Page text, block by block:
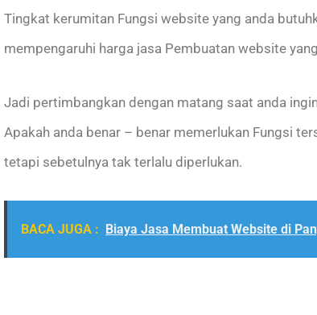
Tingkat kerumitan Fungsi website yang anda
mempengaruhi harga jasa Pembuatan website
Jadi pertimbangkan dengan matang saat anda
Apakah anda benar – benar memerlukan Fungsi
tetapi sebetulnya tak terlalu diperlukan.
BACA JUGA : Biaya Jasa Membuat Website di